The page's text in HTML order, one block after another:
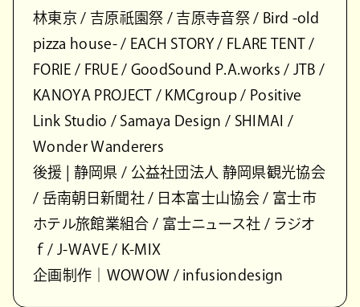
林東京 / 吉原祇園祭 / 吉原寺音祭 / Bird -old
pizza house- / EACH STORY / FLARE TENT /
FORIE / FRUE / GoodSound P.A.works / JTB /
KANOYA PROJECT / KMCgroup / Positive
Link Studio / Samaya Design / SHIMAI /
Wonder Wanderers
後援 | 静岡県 / 公益社団法人 静岡県観光協会
/ 岳南朝日新聞社 / 日本富士山協会 / 富士市
ホテル旅館業組合 / 富士ニュース社 / ラジオ
ｆ/ J-WAVE / K-MIX
企画制作｜WOWOW / infusiondesign